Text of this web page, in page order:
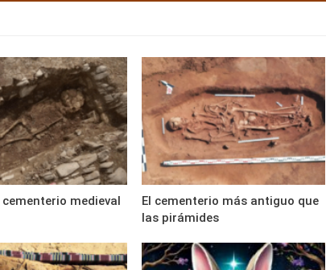
medieval
El cementerio más antiguo que
las pirámides